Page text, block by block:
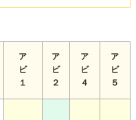
ア
ビ
１
ア
ビ
２
ア
ビ
４
ア
ビ
５